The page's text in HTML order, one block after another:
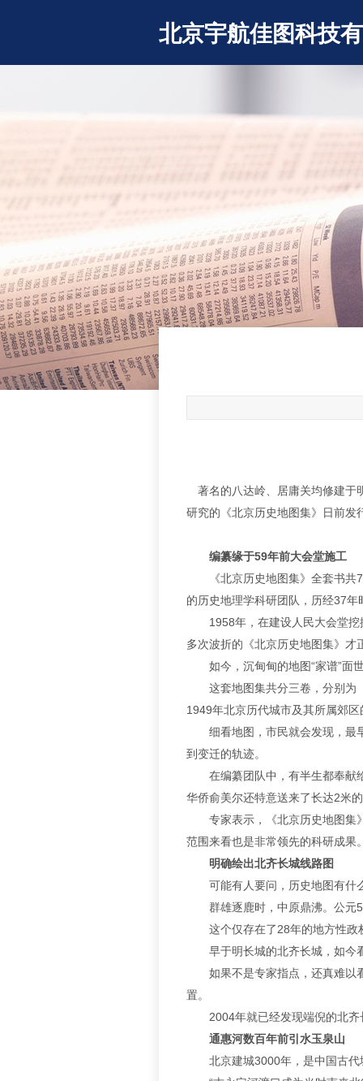
北京宇航佳图科技
著名的八达岭、居庸关均修建于
研究的《北京历史地图集》日前发
编纂缘于59年前大会堂施工
《北京历史地图集》全套书共75
的历史地理学科研团队，历经37
1958年，在建设人民大会堂挖掘
多次波折的《北京历史地图集》才
如今，沉甸甸的地图“家谱”面世
这套地图集共分三卷，分别为《
1949年北京历代城市及其所属郊
细看地图，市民就会发现，最早
到变迁的轨迹。
在编纂团队中，有半生都奉献给
华侨俞美尔还特意送来了长达2米
专家表示，《北京历史地图集》
范围来看也是非常领先的科研成果
明确绘出北齐长城线路图
可能有人要问，历史地图有什么
群雄逐鹿时，中原鼎沸。公元
这个仅存在了28年的地方性政权
早于明长城的北齐长城，如今看
如果不是专家指点，还真难以看
置。
2004年就已经发现端倪的北齐长
通惠河数百年前引水玉泉山
北京建城3000年，是中国古代城